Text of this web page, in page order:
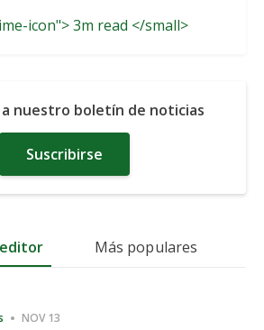
icon"> 3m read </small>
a nuestro boletín de noticias
Suscribirse
Más populares
NOV 13